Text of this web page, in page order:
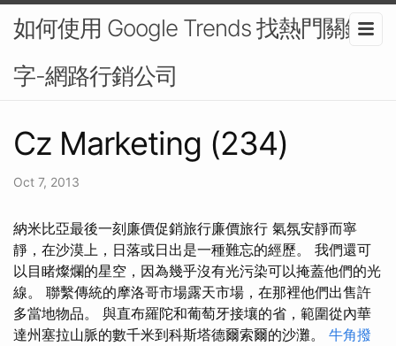
如何使用 Google Trends 找熱門關鍵
字-網路行銷公司
Cz Marketing (234)
Oct 7, 2013
納米比亞最後一刻廉價促銷旅行廉價旅行 氣氛安靜而寧
靜，在沙漠上，日落或日出是一種難忘的經歷。 我們還可
以目睹燦爛的星空，因為幾乎沒有光污染可以掩蓋他們的光
線。 聯繫傳統的摩洛哥市場露天市場，在那裡他們出售許
多當地物品。 與直布羅陀和葡萄牙接壤的省，範圍從內華
達州塞拉山脈的數千米到科斯塔德爾索爾的沙灘。 牛角撥